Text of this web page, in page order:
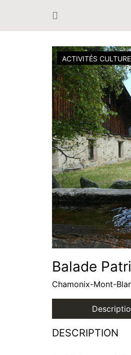
ACTIVITÉS
Balade
Chamonix-Mont-
DESCRIPTION